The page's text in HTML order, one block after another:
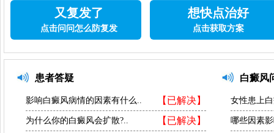
又复发了
点击问问怎么防复发
想快点治好
点击获取方案
患者答疑
【已解决】
影响白癜风病情的因素有什么..
【已解决】
为什么你的白癜风会扩散?..
白癜风
女性患上
哪些因素